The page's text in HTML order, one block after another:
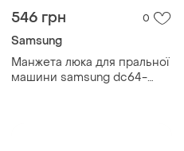
546 грн 0
Samsung
Манжета люка для пральної
машини samsung dc64-